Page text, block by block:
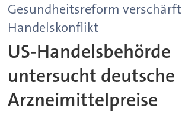
Gesundheitsreform verschärft
Handelskonflikt
US-Handelsbehörde
untersucht deutsche
Arzneimittelpreise